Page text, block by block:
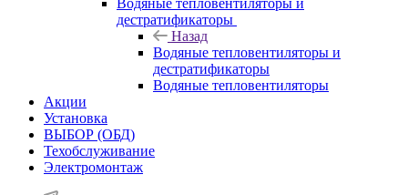
Водяные тепловентиляторы и
дестратификаторы
Назад
Водяные тепловентиляторы и
дестратификаторы
Водяные тепловентиляторы
Акции
Установка
ВЫБОР (ОБД)
Техобслуживание
Электромонтаж